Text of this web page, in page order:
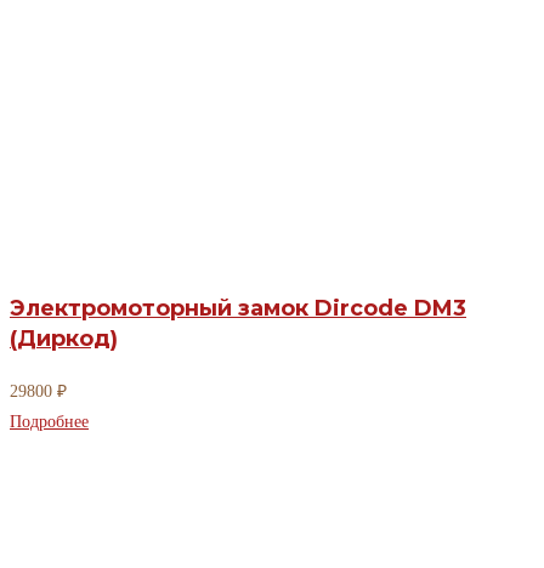
Электромоторный замок Dircode DM3
(Диркод)
29800 ₽
Подробнее